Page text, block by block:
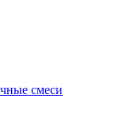
смеси